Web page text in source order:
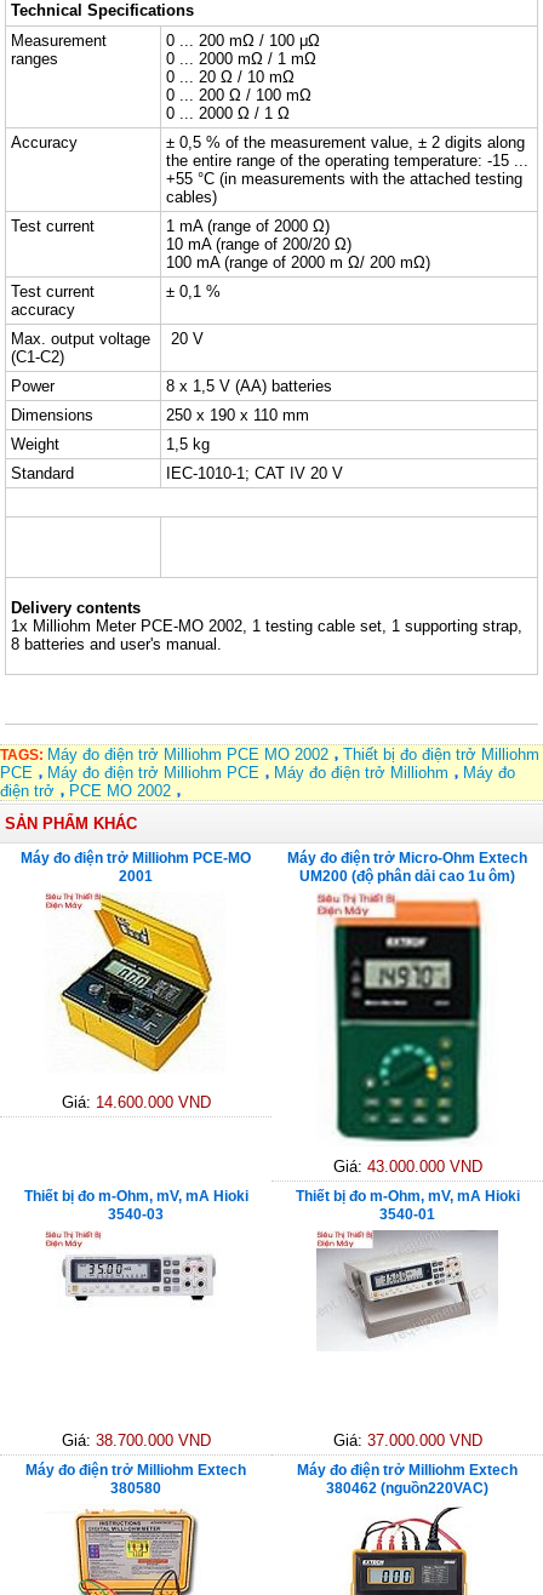
Technical Specifications
Measurement
ranges
0 ... 200 mΩ / 100 μΩ
0 ... 2000 mΩ / 1 mΩ
0 ... 20 Ω / 10 mΩ
0 ... 200 Ω / 100 mΩ
0 ... 2000 Ω / 1 Ω
Accuracy
± 0,5 % of the measurement value, ± 2 digits along
the entire range of the operating temperature: -15 ...
+55 °C (in measurements with the attached testing
cables)
Test current
1 mA (range of 2000 Ω)
10 mA (range of 200/20 Ω)
100 mA (range of 2000 m Ω/ 200 mΩ)
Test current
accuracy
± 0,1 %
Max. output voltage
(C1-C2)
20 V
Power
8 x 1,5 V (AA) batteries
Dimensions
250 x 190 x 110 mm
Weight
1,5 kg
Standard
IEC-1010-1; CAT IV 20 V
Delivery contents
1x Milliohm Meter PCE-MO 2002, 1 testing cable set, 1 supporting strap,
8 batteries and user's manual.
TAGS: Máy đo điện trở Milliohm PCE MO 2002
Thiết bị đo điện trở Milliohm
PCE
Máy đo điện trở Milliohm PCE Máy đo điện trở Milliohm
Máy đo
điện trở
PCE MO 2002
SẢN PHẨM KHÁC
Máy đo điện trở Milliohm PCE-MO
2001
Giá: 14.600.000 VND
Máy đo điện trở Micro-Ohm Extech
UM200 (độ phân dải cao 1u ôm)
Giá: 43.000.000 VND
Thiết bị đo m-Ohm, mV, mA Hioki
3540-03
Giá: 38.700.000 VND
Thiết bị đo m-Ohm, mV, mA Hioki
3540-01
Giá: 37.000.000 VND
Máy đo điện trở Milliohm Extech
380580
Máy đo điện trở Milliohm Extech
380462 (nguồn220VAC)